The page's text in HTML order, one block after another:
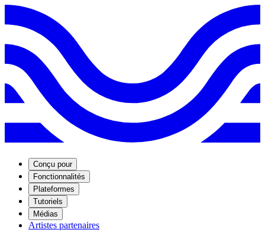
Conçu pour
Fonctionnalités
Plateformes
Tutoriels
Médias
Artistes partenaires